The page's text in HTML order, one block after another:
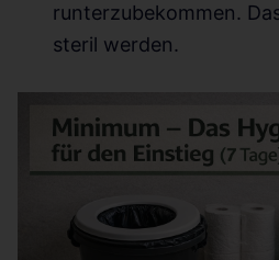
runterzubekommen.
steril werden.